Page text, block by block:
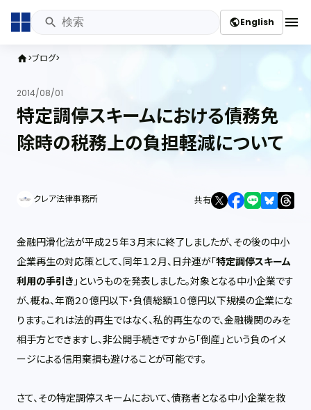
publicEnglish menu
home ブログ
2014/08/01
特定調停スキームにおける債務免
除時の税務上の負担軽減について
クレア法律事務所 共有
金融円滑化法が平成２５年３月末に終了しましたが、その後の中小
企業再生の対応策として、同年１２月、日弁連が「特定調停スキーム
利用の手引き」というものを発表しました。対象となる中小企業です
が、概ね、年商２０億円以下・負債総額１０億円以下規模の企業にな
ります。これは法的再生ではなく、私的再生なので、金融機関のみを
相手方とできますし、非公開手続きですから「倒産」という負のイメ
ージによる信用棄損も避けることが可能です。
さて、その特定調停スキームにおいて、債務者となる中小企業を救